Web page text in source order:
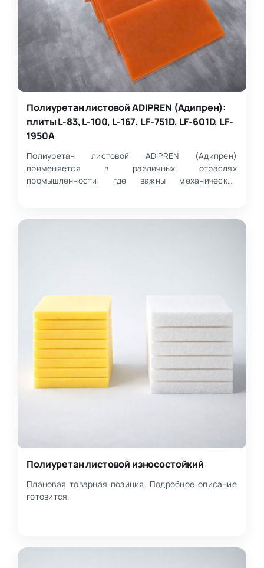
Полиуретан листовой ADIPREN (Адипрен):
плиты L-83, L-100, L-167, LF-751D, LF-601D, LF-
1950A
Полиуретан листовой ADIPREN (Адипрен)
применяется в различных отраслях
промышленности, где важны механическая
Полиуретан листовой износостойкий
Плановая товарная позиция. Подробное описание
готовится.